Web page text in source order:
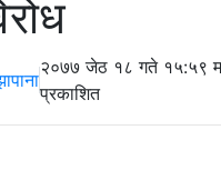
२०७७ जेठ १८ गते १५:५९
प्रकाशित